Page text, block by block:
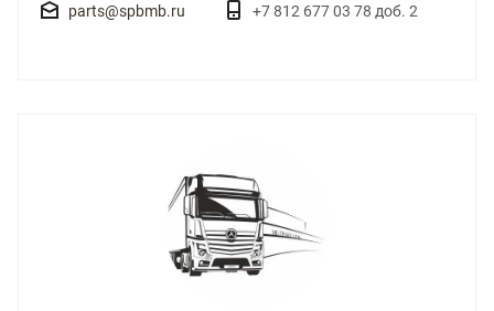
parts@spbmb.ru +7 812 677 03 78 доб. 2